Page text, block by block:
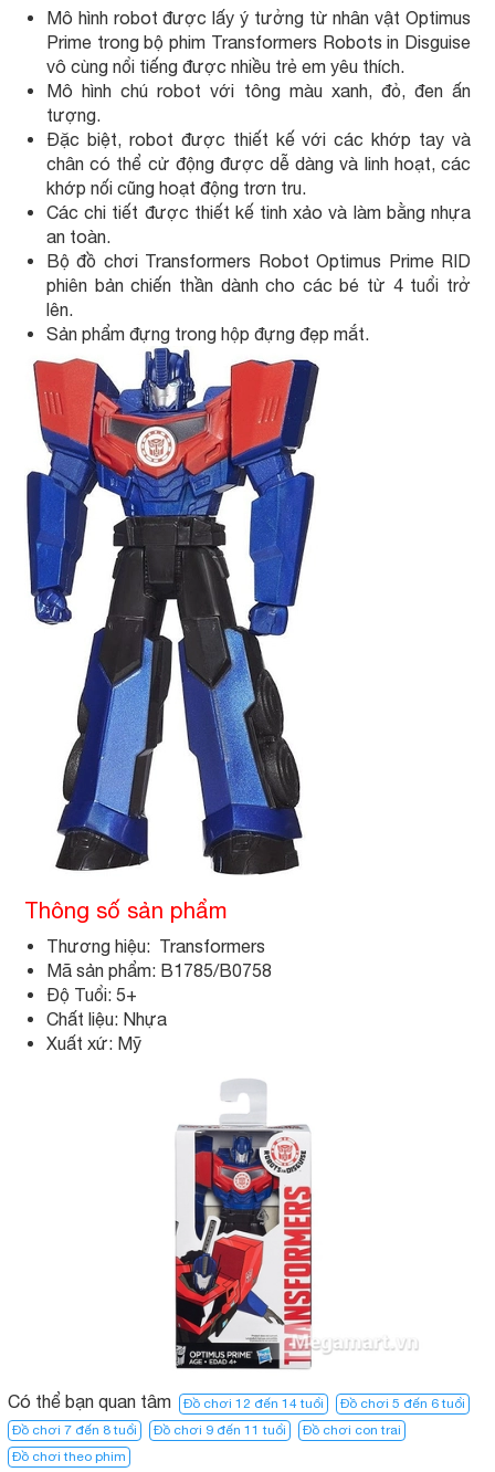
Mô hình robot được lấy ý tưởng từ nhân vật Optimus
Prime trong bộ phim Transformers Robots in Disguise
vô cùng nổi tiếng được nhiều trẻ em yêu thích.
Mô hình chú robot với tông màu xanh, đỏ, đen ấn
tượng.
Đặc biệt, robot được thiết kế với các khớp tay và
chân có thể cử động được dễ dàng và linh hoạt, các
khớp nối cũng hoạt động trơn tru.
Các chi tiết được thiết kế tinh xảo và làm bằng nhựa
an toàn.
Bộ đồ chơi Transformers Robot Optimus Prime RID
phiên bản chiến thần dành cho các bé từ 4 tuổi trở
lên.
Sản phẩm đựng trong hộp đựng đẹp mắt.
Thông số sản phẩm
Thương hiệu: Transformers
Mã sản phẩm: B1785/B0758
Độ Tuổi: 5+
Chất liệu: Nhựa
Xuất xứ: Mỹ
Có thể bạn quan tâm Đồ chơi 12 đến 14 tuổi
Đồ chơi 5 đến 6 tuổi
Đồ chơi 7 đến 8 tuổi
Đồ chơi 9 đến 11 tuổi
Đồ chơi con trai
Đồ chơi theo phim